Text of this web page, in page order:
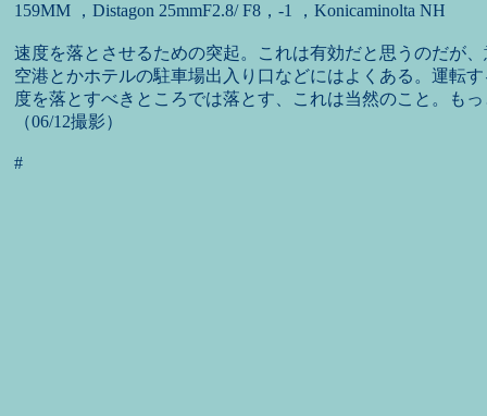
159MM ，Distagon 25mmF2.8/ F8，-1 ，Konicaminolta NH
速度を落とさせるための突起。これは有効だと思うのだが
空港とかホテルの駐車場出入り口などにはよくある。運転
度を落とすべきところでは落とす、これは当然のこと。も
（06/12撮影）
#